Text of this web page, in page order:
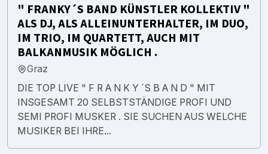
" FRANKY´S BAND KÜNSTLER KOLLEKTIV "
ALS DJ, ALS ALLEINUNTERHALTER, IM DUO,
IM TRIO, IM QUARTETT, AUCH MIT
BALKANMUSIK MÖGLICH .
Graz
DIE TOP LIVE " F R A N K Y ´S B A N D " MIT
INSGESAMT 20 SELBSTSTÄNDIGE PROFI UND
SEMI PROFI MUSKER . SIE SUCHEN AUS WELCHE
MUSIKER BEI IHRE...